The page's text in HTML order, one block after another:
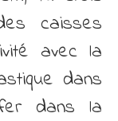
caisses
avec la
dans
dans la